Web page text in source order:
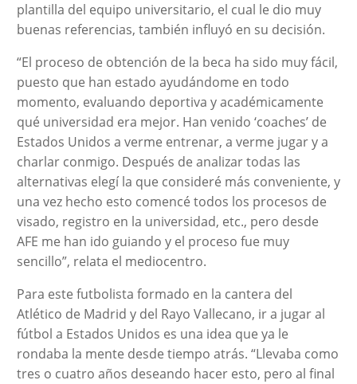
plantilla del equipo universitario, el cual le dio muy
buenas referencias, también influyó en su decisión.
“El proceso de obtención de la beca ha sido muy fácil,
puesto que han estado ayudándome en todo
momento, evaluando deportiva y académicamente
qué universidad era mejor. Han venido ‘coaches’ de
Estados Unidos a verme entrenar, a verme jugar y a
charlar conmigo. Después de analizar todas las
alternativas elegí la que consideré más conveniente, y
una vez hecho esto comencé todos los procesos de
visado, registro en la universidad, etc., pero desde
AFE me han ido guiando y el proceso fue muy
sencillo”, relata el mediocentro.
Para este futbolista formado en la cantera del
Atlético de Madrid y del Rayo Vallecano, ir a jugar al
fútbol a Estados Unidos es una idea que ya le
rondaba la mente desde tiempo atrás. “Llevaba como
tres o cuatro años deseando hacer esto, pero al final